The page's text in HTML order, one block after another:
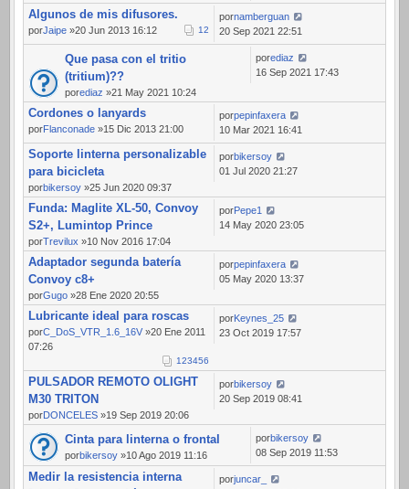
Algunos de mis difusores.
porJaipe »20 Jun 2013 16:12 12
pornamberguan
20 Sep 2021 22:51
Que pasa con el tritio
(tritium)??
porediaz »21 May 2021 10:24
porediaz
16 Sep 2021 17:43
Cordones o lanyards
porFlanconade »15 Dic 2013 21:00
porpepinfaxera
10 Mar 2021 16:41
Soporte linterna personalizable
para bicicleta
porbikersoy »25 Jun 2020 09:37
porbikersoy
01 Jul 2020 21:27
Funda: Maglite XL-50, Convoy
S2+, Lumintop Prince
porTrevilux »10 Nov 2016 17:04
porPepe1
14 May 2020 23:05
Adaptador segunda batería
Convoy c8+
porGugo »28 Ene 2020 20:55
porpepinfaxera
05 May 2020 13:37
Lubricante ideal para roscas
porC_DoS_VTR_1.6_16V »20 Ene 2011
07:26
123456
porKeynes_25
23 Oct 2019 17:57
PULSADOR REMOTO OLIGHT
M30 TRITON
porDONCELES »19 Sep 2019 20:06
porbikersoy
20 Sep 2019 08:41
Cinta para linterna o frontal
porbikersoy »10 Ago 2019 11:16
porbikersoy
08 Sep 2019 11:53
Medir la resistencia interna
porjuncar_